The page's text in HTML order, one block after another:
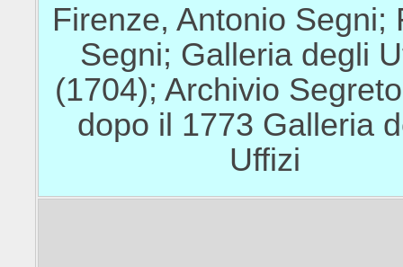
Firenze, Antonio Segni;
Segni; Galleria degli
(1704); Archivio
dopo il 1773 Galleria
Uffizi